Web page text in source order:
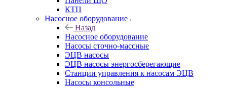
КТП
Насосное оборудование
Назад
Насосное оборудование
Насосы сточно-массные
ЭЦВ насосы
ЭЦВ насосы энергосберегающие
Станции управления к насосам ЭЦВ
Насосы консольные